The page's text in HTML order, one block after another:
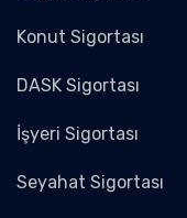
Konut Sigortası
DASK Sigortası
İşyeri Sigortası
Seyahat Sigortası